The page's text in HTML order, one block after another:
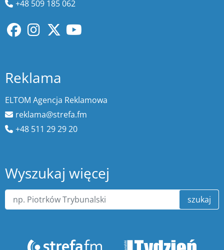
+48 509 185 062
Reklama
ELTOM Agencja Reklamowa
reklama@strefa.fm
+48 511 29 29 20
Wyszukaj więcej
szukaj